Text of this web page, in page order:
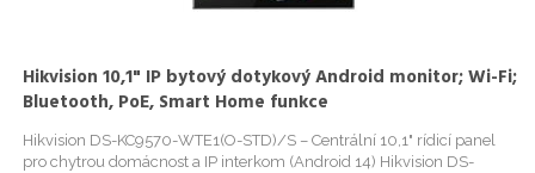
Hikvision 10,1" IP bytový dotykový Android monitor; Wi-Fi;
Bluetooth, PoE, Smart Home funkce
Hikvision DS-KC9570-WTE1(O-STD)/S – Centrální 10,1" rídicí panel
pro chytrou domácnost a IP interkom (Android 14) Hikvision DS-